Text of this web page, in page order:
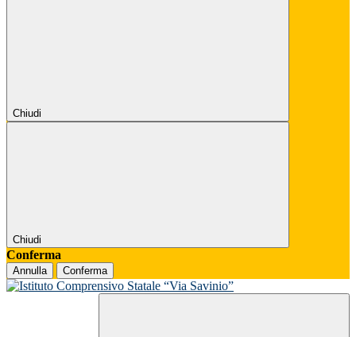
Chiudi
Chiudi
Conferma
Annulla Conferma